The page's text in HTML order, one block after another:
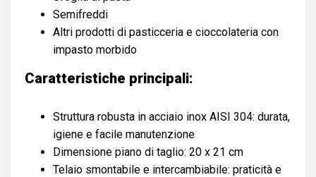
Semifreddi
Altri prodotti di pasticceria e cioccolateria con
impasto morbido
Caratteristiche principali:
Struttura robusta in acciaio inox AISI 304: durata,
igiene e facile manutenzione
Dimensione piano di taglio: 20 x 21 cm
Telaio smontabile e intercambiabile: praticità e